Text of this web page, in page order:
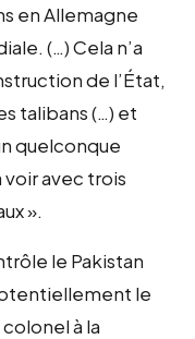
en Allemagne
(…) Cela n’a
de l’État,
talibans (…) et
quelconque
avec trois
».
le Pakistan
le
à la